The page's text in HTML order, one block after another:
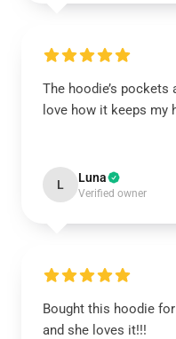
The hoodie’s
love how it keeps my
L Luna
Verified owner
Bought this hoodie
and she loves it!!!